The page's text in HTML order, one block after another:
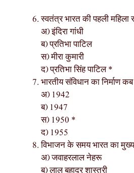
स्वतंत्र भारत की पहली महिला
अ) इंदिरा गांधी
ब) प्रतिभा पाटिल
स) मीरा कुमारी
द) प्रतिभा सिंह पाटिल *
भारतीय संविधान का निर्माण
अ) 1942
ब) 1947
स) 1950 *
द) 1955
विभाजन के समय भारत का
अ) जवाहरलाल नेहरू